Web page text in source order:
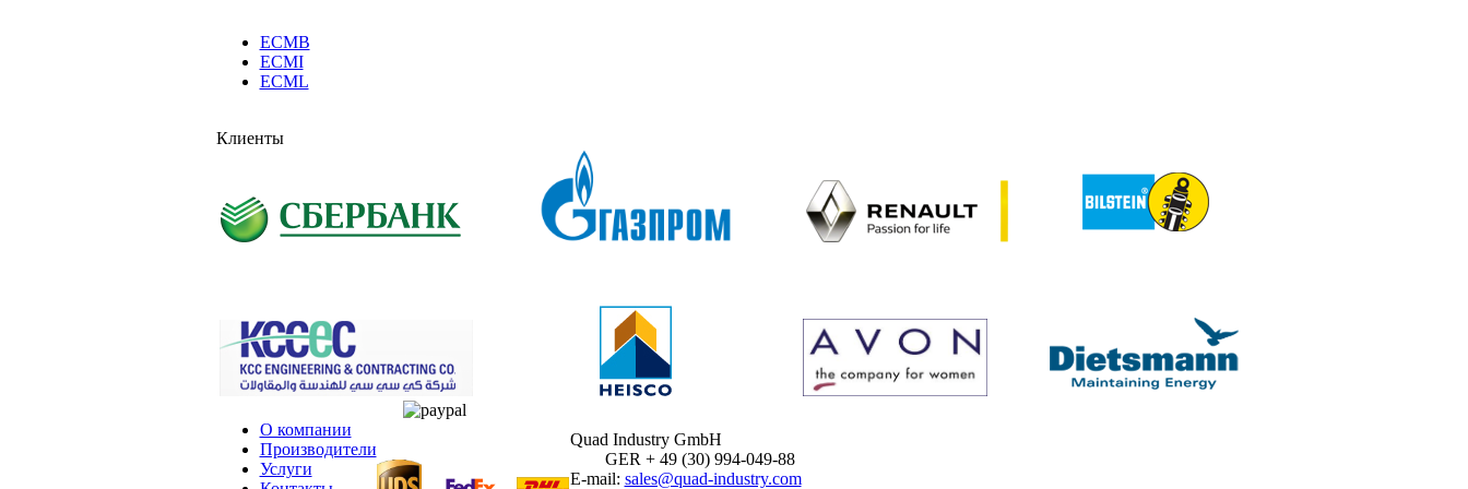
ECMB
ECMI
ECML
Клиенты
О компании
Производители
Услуги
Quad Industry GmbH
GER + 49 (30) 994-049-88
E-mail: sales@quad-industry.com